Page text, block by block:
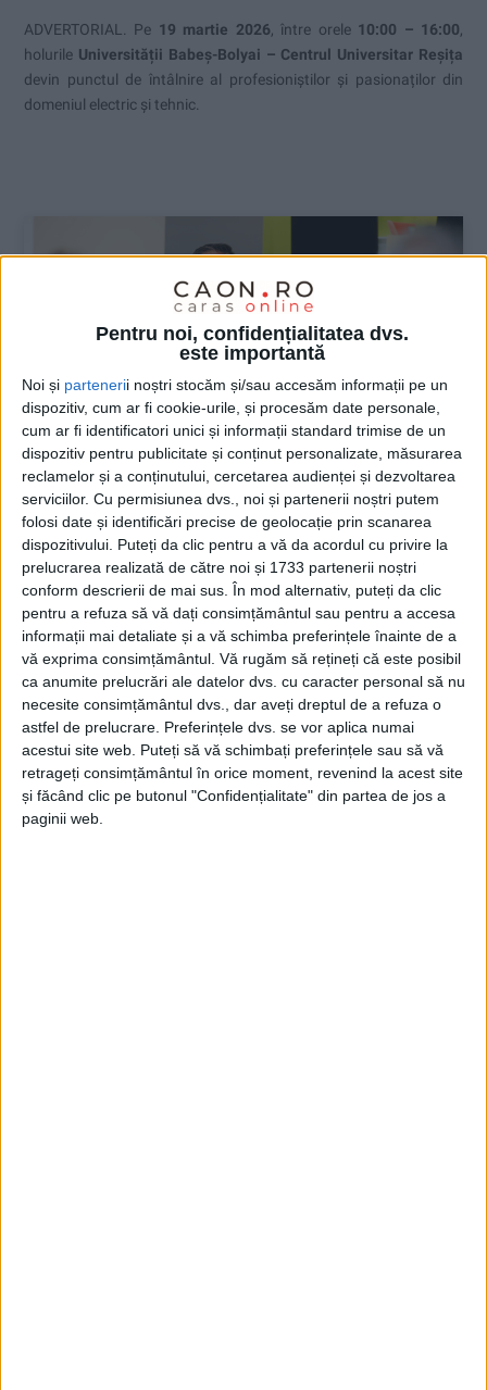
Pentru noi, confidențialitatea dvs.
este importantă
Noi și partenerii noștri stocăm și/sau accesăm informații pe un
dispozitiv, cum ar fi cookie-urile, și procesăm date personale,
cum ar fi identificatori unici și informații standard trimise de un
dispozitiv pentru publicitate și conținut personalizate, măsurarea
reclamelor și a conținutului, cercetarea audienței și dezvoltarea
serviciilor. Cu permisiunea dvs., noi și partenerii noștri putem
folosi date și identificări precise de geolocație prin scanarea
dispozitivului. Puteți da clic pentru a vă da acordul cu privire la
prelucrarea realizată de către noi și 1733 partenerii noștri
conform descrierii de mai sus. În mod alternativ, puteți da clic
pentru a refuza să vă dați consimțământul sau pentru a accesa
informații mai detaliate și a vă schimba preferințele înainte de a
vă exprima consimțământul. Vă rugăm să rețineți că este posibil
ca anumite prelucrări ale datelor dvs. cu caracter personal să nu
necesite consimțământul dvs., dar aveți dreptul de a refuza o
astfel de prelucrare. Preferințele dvs. se vor aplica numai
acestui site web. Puteți să vă schimbați preferințele sau să vă
retrageți consimțământul în orice moment, revenind la acest site
și făcând clic pe butonul "Confidențialitate" din partea de jos a
paginii web.
ADVERTORIAL. Pe 19 martie 2026, între orele 10:00 – 16:00,
holurile Universității Babeș-Bolyai – Centrul Universitar Reșița
devin punctul de întâlnire al profesioniștilor și pasionaților din
domeniul electric și tehnic.
ŞTIRILE JUDEŢULUI CARAŞ-SEVERIN
Fostele zone miniere pot deveni centre
de inovație și dezvoltare!
21 IUNIE 2025, 09:41 AM 2 MINUTE DE CITIRE
CARAȘ-SEVERIN – Pentru asta militează deputatul social-
democrat Marius Isac, în Parlamentul României. În calitate de
vicepreședinte al Comisiei pentru mediu și echilibru ecologic
din cadrul Camerei Deputaților, social-democratul cărășean
Marius Isac susține reconversia fostelor zone miniere, fapt pe
care-l consideră o investiție în viitorul energetic al țării!